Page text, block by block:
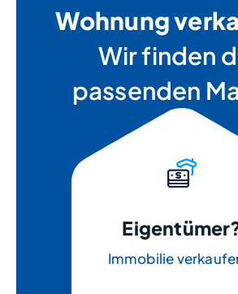
Wohnung
Wir finden
passenden
Immobilie